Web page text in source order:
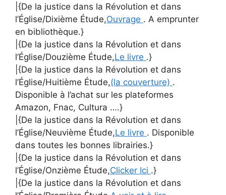
|{De la justice dans la Révolution et dans
l’Église/Dixième Étude,Ouvrage . A emprunter
en bibliothèque.}
|{De la justice dans la Révolution et dans
l’Église/Douzième Étude,Le livre .}
|{De la justice dans la Révolution et dans
l’Église/Huitième Étude,(la couverture) .
Disponible à l’achat sur les plateformes
Amazon, Fnac, Cultura ….}
|{De la justice dans la Révolution et dans
l’Église/Neuvième Étude,Le livre . Disponible
dans toutes les bonnes librairies.}
|{De la justice dans la Révolution et dans
l’Église/Onzième Étude,Clicker Ici .}
|{De la justice dans la Révolution et dans